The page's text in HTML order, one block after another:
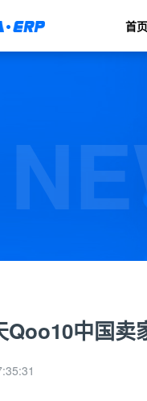
首页
Qoo10中国卖